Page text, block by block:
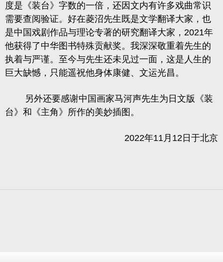
度是《装台》字数的一倍，还因文内有许多戏曲常识
需要查阅验证。好在菱沼先生既是文学翻译大家，也
是中国戏剧作品与理论专著的研究翻译大家，2021年
他获得了中华图书特殊贡献奖。我深深敬重着先生的
执着与严谨。至今与先生还未见过一面，这是人生的
巨大缺憾，只能遥祝他身体康健、文运光昌。
另外还要感谢中国画家马河声先生为日文版《装
台》和《主角》所作的美妙插图。
2022年11月12日于北京